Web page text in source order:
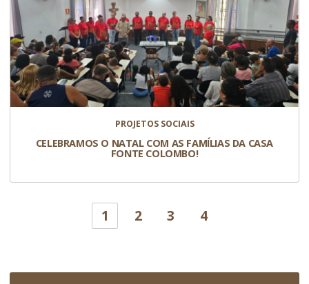
PROJETOS SOCIAIS
CELEBRAMOS O NATAL COM AS FAMÍLIAS DA CASA
FONTE COLOMBO!
1 2 3 4